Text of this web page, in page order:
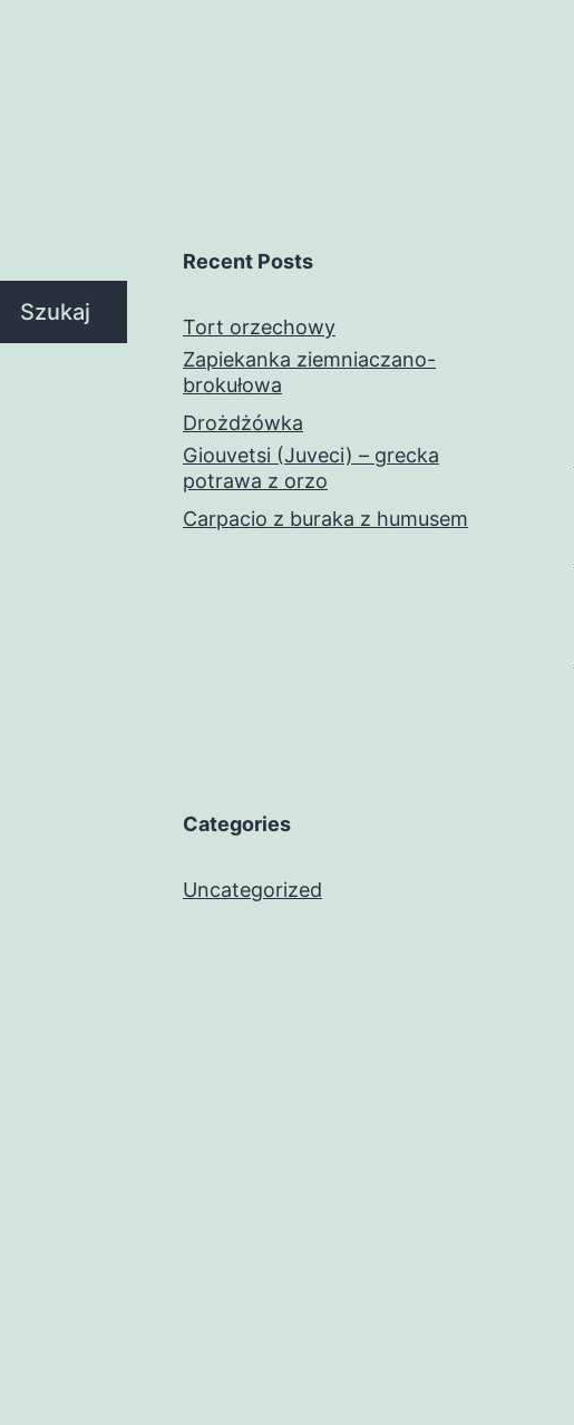
Szukaj
Recent Posts
Tort orzechowy
Zapiekanka ziemniaczano-
brokułowa
Drożdżówka
Giouvetsi (Juveci) – grecka
potrawa z orzo
Carpacio z buraka z humusem
Categories
Uncategorized